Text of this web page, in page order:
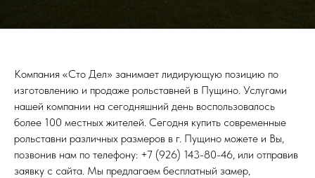
Компания «Сто Дел» занимает лидирующую позицию по
изготовлению и продаже рольставней в Пущино. Услугами
нашей компании на сегодняшний день воспользовалось
более 100 местных жителей. Сегодня купить современные
рольставни различных размеров в г. Пущино можете и Вы,
позвонив нам по телефону: +7 (926) 143-80-46, или отправив
заявку с сайта. Мы предлагаем бесплатный замер,